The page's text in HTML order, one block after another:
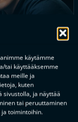
käytämme
tai käyttääksemme
meille ja
kuten
sivustolla, ja näyttää
tai peruuttaminen
toimintoihin.